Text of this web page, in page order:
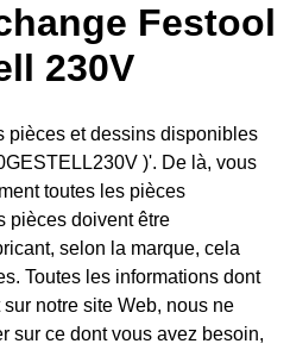
Festool
230V
pièces et dessins disponibles
)'. De là, vous
toutes les pièces
pièces doivent être
selon la marque, cela
Toutes les informations dont
notre site Web, nous ne
sur ce dont vous avez besoin,